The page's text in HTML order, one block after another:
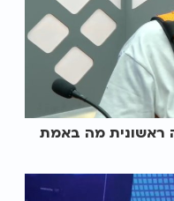
ראשונית מה באמת